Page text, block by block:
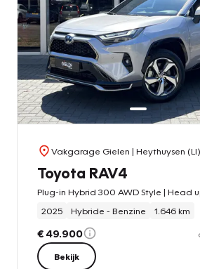
Vakgarage Gielen | Heythuysen (LI)
Toyota RAV4
2025
Hybride - Benzine 1.646 km
€ 49.900
Bekijk